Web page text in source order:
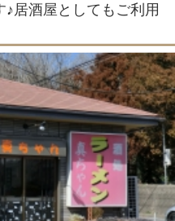
居酒屋としてもご利用